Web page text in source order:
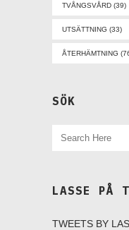
TVÅNGSVÅRD (39)
UTSÄTTNING (33)
ÅTERHÄMTNING
SÖK
LASSE PÅ
TWEETS BY